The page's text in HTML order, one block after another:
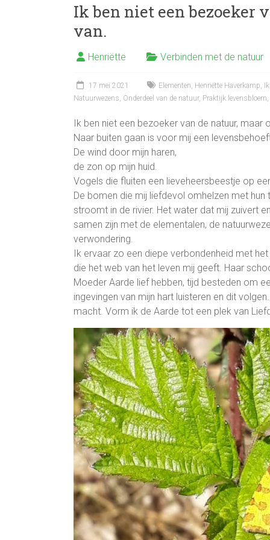
b
o
ok
er
n
Ik ben niet een bezoeker
van.
Henriëtte Verbinden met de natuur
17 mei 2021 Elementen, Henriëtte Haverkamp,
Natuurwezens, Onderdeel van de natuur, Praktijk.levensbloem,
Ik ben niet een bezoeker van de natuur, maar
Naar buiten gaan is voor mij een
De wind door mijn haren,
de zon op mijn huid.
Vogels die fluiten een lieveheersbeestje op
De bomen die mij liefdevol omhelzen met
stroomt in de rivier. Het water dat mij zuivert
samen zijn met de elementalen, de
verwondering.
Ik ervaar zo een diepe verbondenheid met
die het web van het leven mij geeft. Haar
Moeder Aarde lief hebben, tijd besteden om
ingevingen van mijn hart luisteren en dit
macht. Vorm ik de Aarde tot een plek van